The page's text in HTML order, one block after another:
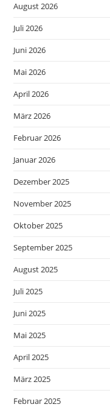
August 2026
Juli 2026
Juni 2026
Mai 2026
April 2026
März 2026
Februar 2026
Januar 2026
Dezember 2025
November 2025
Oktober 2025
September 2025
August 2025
Juli 2025
Juni 2025
Mai 2025
April 2025
März 2025
Februar 2025